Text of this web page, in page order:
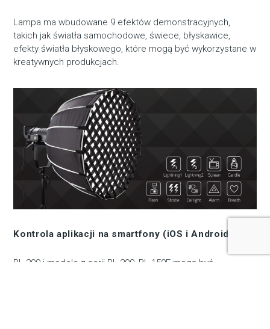
Lampa ma wbudowane 9 efektów demonstracyjnych,
takich jak światła samochodowe, świece, błyskawice,
efekty światła błyskowego, które mogą być wykorzystane w
kreatywnych produkcjach.
Kontrola aplikacji na smartfony (iOS i Android):
BL-300 i modele z serii BL-200, BL-150E mogą być